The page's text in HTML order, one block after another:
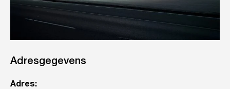
Adresgegevens
Adres: